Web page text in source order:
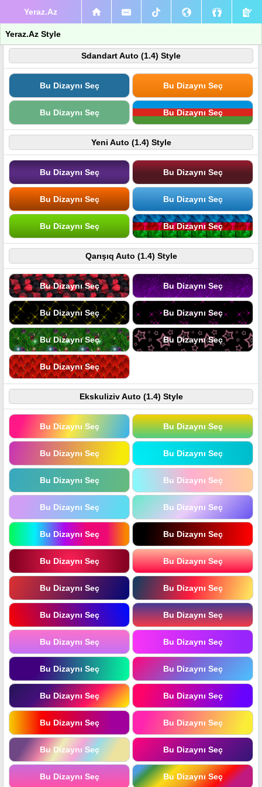
Yeraz.Az
Yeraz.Az Style
Sdandart Auto (1.4) Style
Bu Dizaynı Seç Bu Dizaynı Seç
Bu Dizaynı Seç Bu Dizaynı Seç
Yeni Auto (1.4) Style
Bu Dizaynı Seç Bu Dizaynı Seç
Bu Dizaynı Seç Bu Dizaynı Seç
Bu Dizaynı Seç Bu Dizaynı Seç
Qarışıq Auto (1.4) Style
Bu Dizaynı Seç Bu Dizaynı Seç
Bu Dizaynı Seç Bu Dizaynı Seç
Bu Dizaynı Seç Bu Dizaynı Seç
Bu Dizaynı Seç
Ekskuliziv Auto (1.4) Style
Bu Dizaynı Seç Bu Dizaynı Seç
Bu Dizaynı Seç Bu Dizaynı Seç
Bu Dizaynı Seç Bu Dizaynı Seç
Bu Dizaynı Seç Bu Dizaynı Seç
Bu Dizaynı Seç Bu Dizaynı Seç
Bu Dizaynı Seç Bu Dizaynı Seç
Bu Dizaynı Seç Bu Dizaynı Seç
Bu Dizaynı Seç Bu Dizaynı Seç
Bu Dizaynı Seç Bu Dizaynı Seç
Bu Dizaynı Seç Bu Dizaynı Seç
Bu Dizaynı Seç Bu Dizaynı Seç
Bu Dizaynı Seç Bu Dizaynı Seç
Bu Dizaynı Seç Bu Dizaynı Seç
Bu Dizaynı Seç Bu Dizaynı Seç